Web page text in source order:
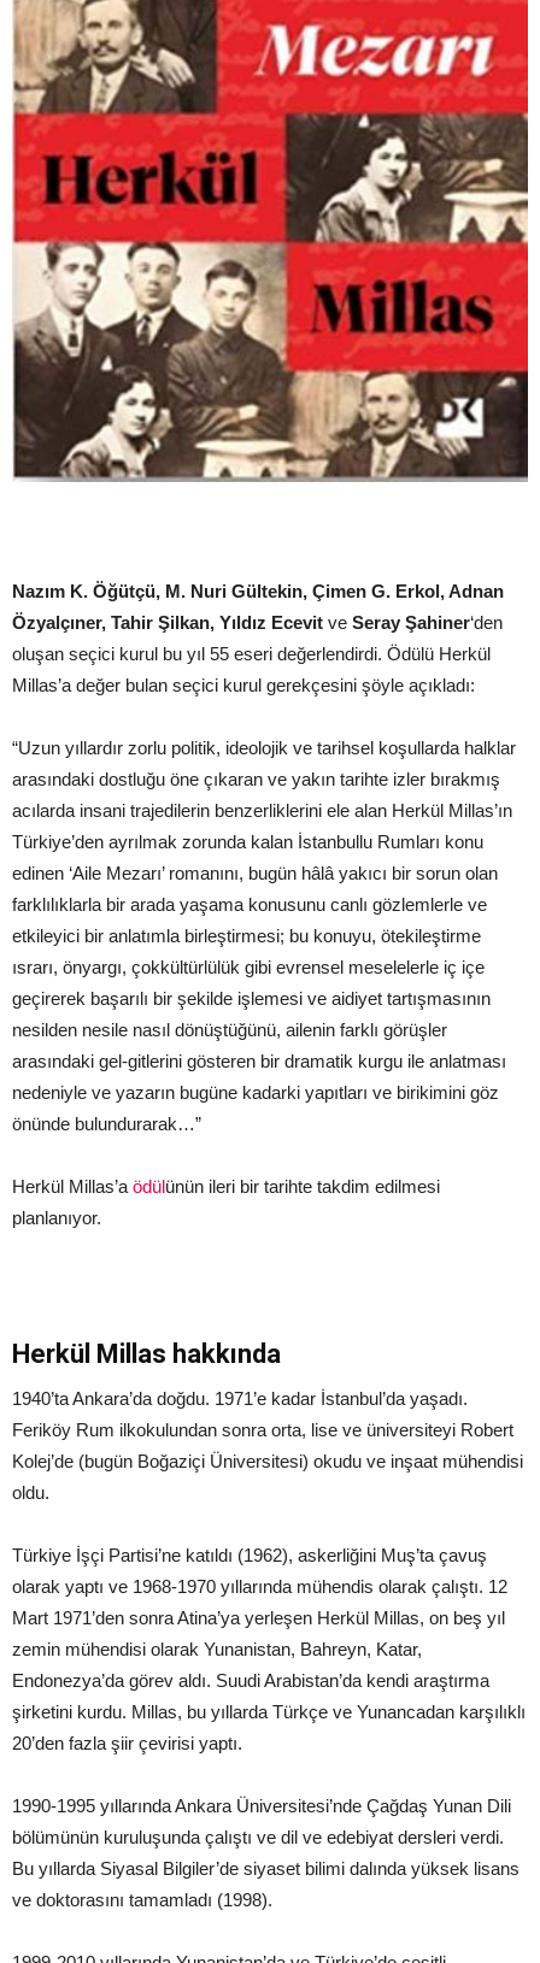
Nazım K. Öğütçü, M. Nuri Gültekin, Çimen G. Erkol, Adnan
Özyalçıner, Tahir Şilkan, Yıldız Ecevit ve Seray Şahiner‘den
oluşan seçici kurul bu yıl 55 eseri değerlendirdi. Ödülü Herkül
Millas’a değer bulan seçici kurul gerekçesini şöyle açıkladı:
“Uzun yıllardır zorlu politik, ideolojik ve tarihsel koşullarda halklar
arasındaki dostluğu öne çıkaran ve yakın tarihte izler bırakmış
acılarda insani trajedilerin benzerliklerini ele alan Herkül Millas’ın
Türkiye’den ayrılmak zorunda kalan İstanbullu Rumları konu
edinen ‘Aile Mezarı’ romanını, bugün hâlâ yakıcı bir sorun olan
farklılıklarla bir arada yaşama konusunu canlı gözlemlerle ve
etkileyici bir anlatımla birleştirmesi; bu konuyu, ötekileştirme
ısrarı, önyargı, çokkültürlülük gibi evrensel meselelerle iç içe
geçirerek başarılı bir şekilde işlemesi ve aidiyet tartışmasının
nesilden nesile nasıl dönüştüğünü, ailenin farklı görüşler
arasındaki gel-gitlerini gösteren bir dramatik kurgu ile anlatması
nedeniyle ve yazarın bugüne kadarki yapıtları ve birikimini göz
önünde bulundurarak…”
Herkül Millas’a ödülünün ileri bir tarihte takdim edilmesi
planlanıyor.
Herkül Millas hakkında
1940’ta Ankara’da doğdu. 1971’e kadar İstanbul’da yaşadı.
Feriköy Rum ilkokulundan sonra orta, lise ve üniversiteyi Robert
Kolej’de (bugün Boğaziçi Üniversitesi) okudu ve inşaat mühendisi
oldu.
Türkiye İşçi Partisi’ne katıldı (1962), askerliğini Muş’ta çavuş
olarak yaptı ve 1968-1970 yıllarında mühendis olarak çalıştı. 12
Mart 1971’den sonra Atina’ya yerleşen Herkül Millas, on beş yıl
zemin mühendisi olarak Yunanistan, Bahreyn, Katar,
Endonezya’da görev aldı. Suudi Arabistan’da kendi araştırma
şirketini kurdu. Millas, bu yıllarda Türkçe ve Yunancadan karşılıklı
20’den fazla şiir çevirisi yaptı.
1990-1995 yıllarında Ankara Üniversitesi’nde Çağdaş Yunan Dili
bölümünün kuruluşunda çalıştı ve dil ve edebiyat dersleri verdi.
Bu yıllarda Siyasal Bilgiler’de siyaset bilimi dalında yüksek lisans
ve doktorasını tamamladı (1998).